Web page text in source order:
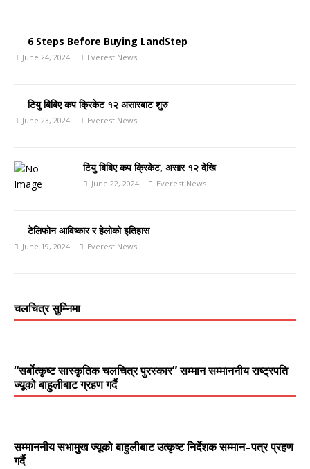
6 Steps Before Buying LandStep
June 24, 2024 Everest News
टियु बिबिए कप क्रिकेट १२ असारबाट शुरु
June 23, 2024 Everest News
टियु बिबिए कप क्रिकेट, असार १२ देखि
June 22, 2024 Everest News
टेलिफोन आविष्कार र हेलोको इतिहास
June 19, 2024 Everest News
चलचित्र सुम्निमा
“सर्बोत्कृष्ट सास्कृतिक चलचित्र पुरस्कार” सम्मान सम्माननीय राष्ट्रपति
ज्यूको बाहुलीबाट ग्रहण गर्दै
सम्माननीय सभामुुख ज्यूको बाहुलीबाट उत्कृष्ट निर्देशक सम्मान–पत्र प्रहण
गर्दै